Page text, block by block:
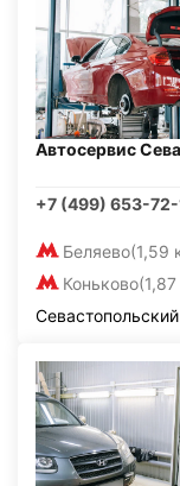
Автосервис
+7 (499) 653-72-
Беляево(1,59
Коньково